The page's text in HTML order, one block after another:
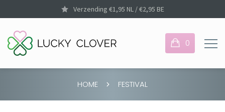
Verzending €1,95 NL / €2,95 BE
0
HOME FESTIVAL